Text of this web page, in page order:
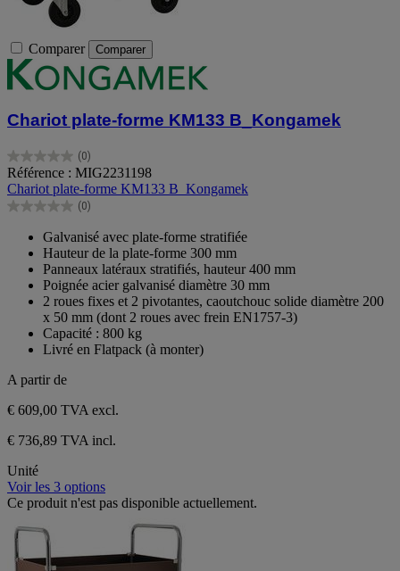
Comparer Comparer
Chariot plate-forme KM133 B_Kongamek
(0)
0.0
sur
5
étoiles.
Référence : MIG2231198
Chariot plate-forme KM133 B_Kongamek
(0)
0.0
étoiles.
Galvanisé avec plate-forme stratifiée
Hauteur de la plate-forme 300 mm
Panneaux latéraux stratifiés, hauteur 400 mm
Poignée acier galvanisé diamètre 30 mm
2 roues fixes et 2 pivotantes, caoutchouc solide diamètre 200
x 50 mm (dont 2 roues avec frein EN1757-3)
Capacité : 800 kg
Livré en Flatpack (à monter)
A partir de
€ 609,00 TVA excl.
€ 736,89 TVA incl.
Unité
Voir les 3 options
Ce produit n'est pas disponible actuellement.